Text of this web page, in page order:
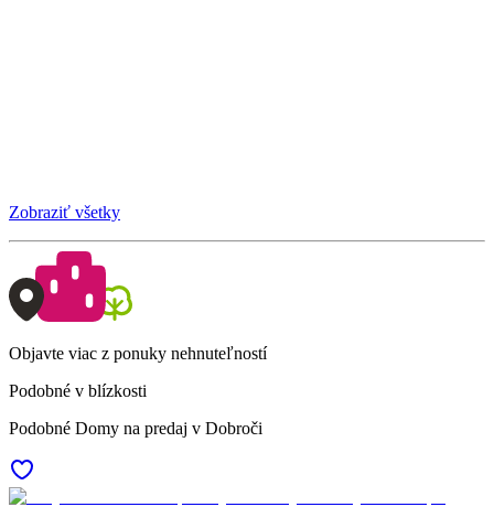
Zobraziť všetky
Objavte viac z ponuky nehnuteľností
Podobné v blízkosti
Podobné Domy na predaj v Dobroči